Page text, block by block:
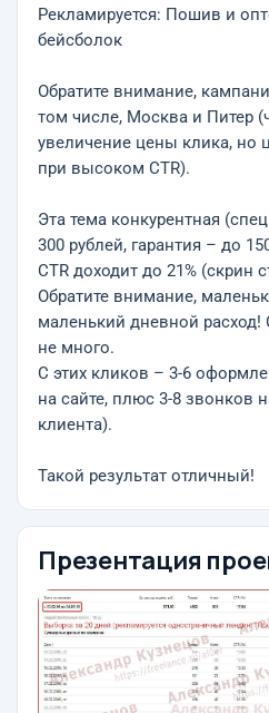
Рекламируется: Пошив и
бейсболок
Обратите внимание,
том числе, Москва и Питер
увеличение цены клика, но
при высоком CTR).
Эта тема конкурентная
300 рублей, гарантия – до
CTR доходит до 21% (скрин
Обратите внимание,
маленький дневной расход!
не много.
С этих кликов – 3-6
на сайте, плюс 3-8 звонков
клиента).
Такой результат отличный!
Презентация